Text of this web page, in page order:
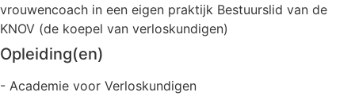
vrouwencoach in een eigen praktijk Bestuurslid van de
KNOV (de koepel van verloskundigen)
Opleiding(en)
- Academie voor Verloskundigen